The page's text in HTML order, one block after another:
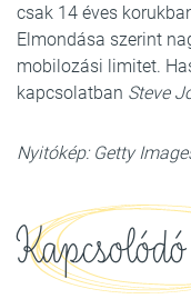
csak 14 éves
Elmondása szerint
mobilozási limitet.
kapcsolatban Steve
Nyitókép: Getty